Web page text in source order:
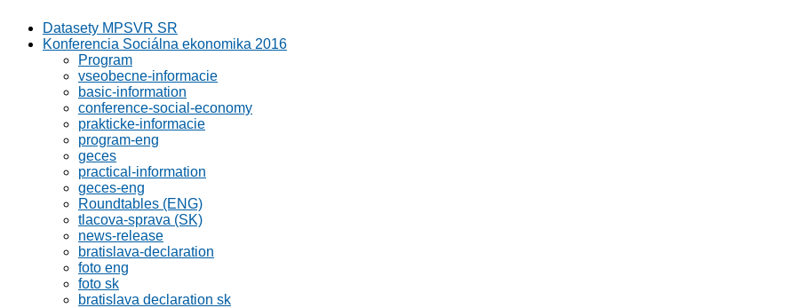
Datasety MPSVR SR
Konferencia Sociálna ekonomika 2016
Program
vseobecne-informacie
basic-information
conference-social-economy
prakticke-informacie
program-eng
geces
practical-information
geces-eng
Roundtables (ENG)
tlacova-sprava (SK)
news-release
bratislava-declaration
foto eng
foto sk
bratislava declaration sk